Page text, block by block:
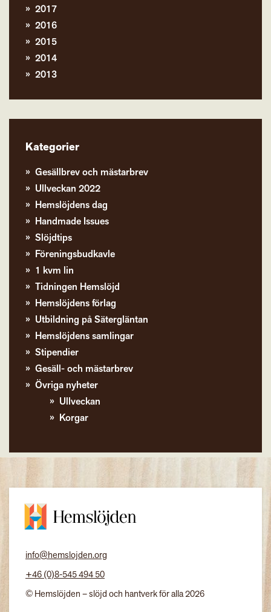
2017
2016
2015
2014
2013
Kategorier
Gesällbrev och mästarbrev
Ullveckan 2022
Hemslöjdens dag
Handmade Issues
Slöjdtips
Föreningsbudkavle
1 kvm lin
Tidningen Hemslöjd
Hemslöjdens förlag
Utbildning på Sätergläntan
Hemslöjdens samlingar
Stipendier
Gesäll- och mästarbrev
Övriga nyheter
Ullveckan
Korgar
info@hemslojden.org
+46 (0)8-545 494 50
© Hemslöjden – slöjd och hantverk för alla 2026